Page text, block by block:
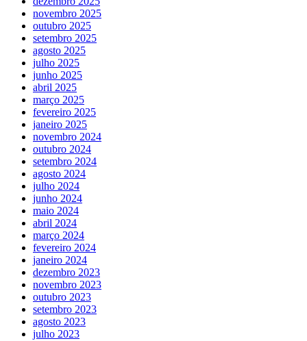
novembro 2025
outubro 2025
setembro 2025
agosto 2025
julho 2025
junho 2025
abril 2025
março 2025
fevereiro 2025
janeiro 2025
novembro 2024
outubro 2024
setembro 2024
agosto 2024
julho 2024
junho 2024
maio 2024
abril 2024
março 2024
fevereiro 2024
janeiro 2024
dezembro 2023
novembro 2023
outubro 2023
setembro 2023
agosto 2023
julho 2023